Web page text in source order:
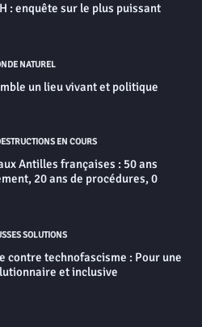
: enquête sur le plus puissant
NATUREL
un lieu vivant et politique
EN COURS
Antilles françaises : 50 ans
20 ans de procédures, 0
SOLUTIONS
contre technofascisme : Pour une
et inclusive